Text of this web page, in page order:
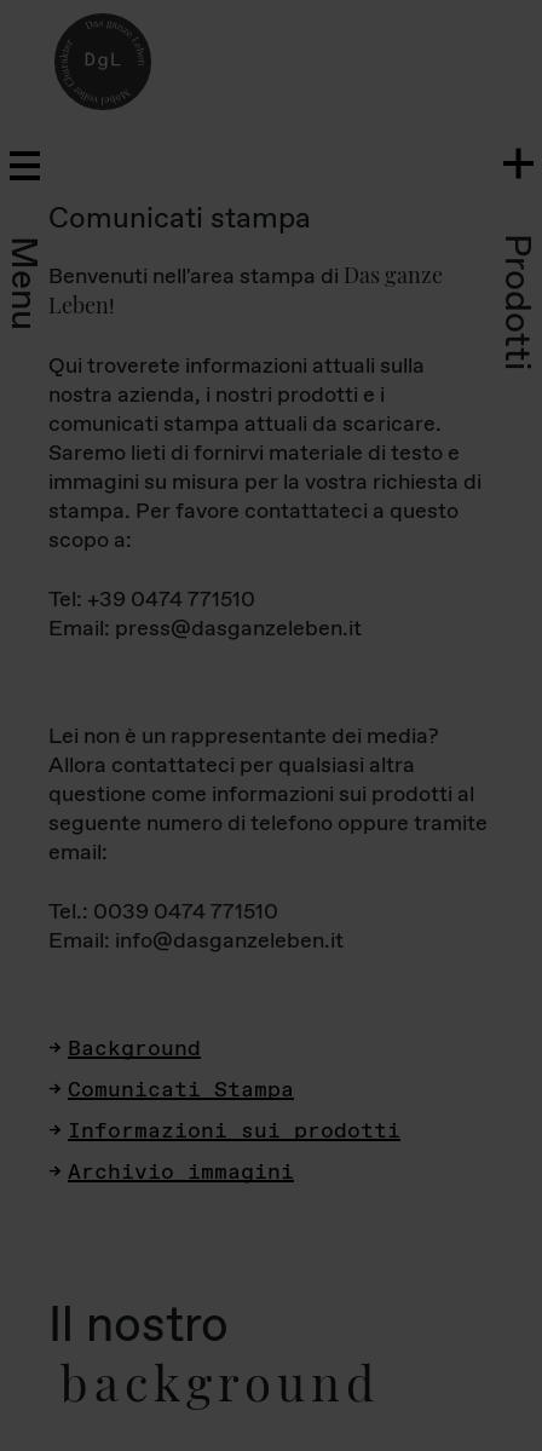
Menu Prodotti
Comunicati stampa
Benvenuti nell'area stampa di Das ganze
Leben!
Qui troverete informazioni attuali sulla
nostra azienda, i nostri prodotti e i
comunicati stampa attuali da scaricare.
Saremo lieti di fornirvi materiale di testo e
immagini su misura per la vostra richiesta di
stampa. Per favore contattateci a questo
scopo a:
Tel: +39 0474 771510
Email: press@dasganzeleben.it
Lei non è un rappresentante dei media?
Allora contattateci per qualsiasi altra
questione come informazioni sui prodotti al
seguente numero di telefono oppure tramite
email:
Tel.: 0039 0474 771510
Email: info@dasganzeleben.it
Background
Comunicati Stampa
Informazioni sui prodotti
Archivio immagini
Il nostro
background